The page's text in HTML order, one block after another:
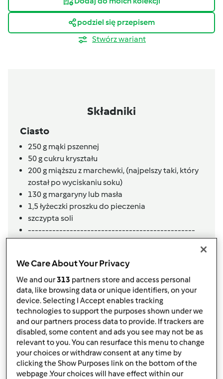
podziel się przepisem
Stwórz wariant
Składniki
Ciasto
250g mąki pszennej
50gcukru kryształu
200g miąższu z marchewki, (najpelszy taki, który
został po wyciskaniu soku)
130g margaryny lub masła
1,5 łyżeczki proszku do pieczenia
szczypta soli
------------------------------------------------
4średnie, obrane jabłka,(wytnij gniazdo i podziel
odrobina cynamonu,(do smaku na każdą część
jabłka)
cukier puder do dekoracji
Lista zakupów
We Care About Your Privacy
We and our313 partners store and access personal
data, like browsing data or unique identifiers, on your
device. Selecting I Accept enables tracking
technologies to support the purposes shown under we
and our partners process data to provide. If trackers are
disabled, some content and ads you see may not be as
relevant to you. You can resurface this menu to change
your choices or withdraw consent at any time by
clicking the Show Purposes link on the bottom of the
webpage .Your choices will have effect within our